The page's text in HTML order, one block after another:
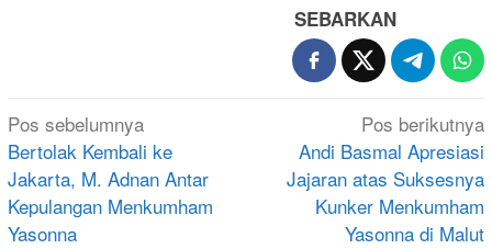
SEBARKAN
Navigasi
pos
Pos sebelumnya
Bertolak Kembali ke
Jakarta, M. Adnan Antar
Kepulangan Menkumham
Yasonna
Pos berikutnya
Andi Basmal Apresiasi
Jajaran atas Suksesnya
Kunker Menkumham
Yasonna di Malut